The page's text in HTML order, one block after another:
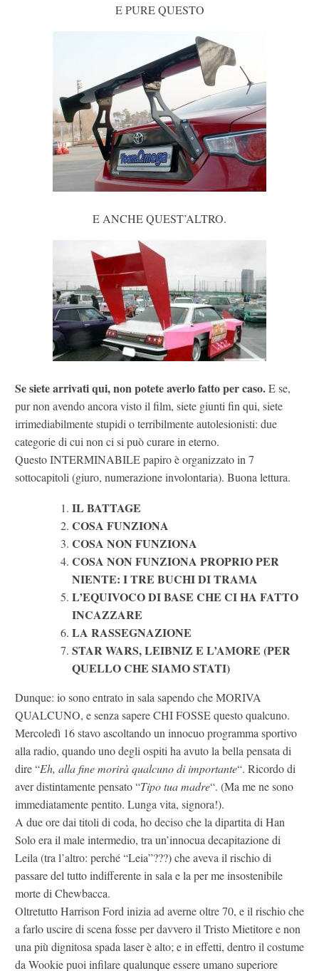
E PURE QUESTO
E ANCHE QUEST’ALTRO.
Se siete arrivati qui, non potete averlo fatto per caso.E se,
pur non avendo ancora visto il film, siete giunti fin qui, siete
irrimediabilmente stupidi o terribilmente autolesionisti: due
categorie di cui non ci si può curare in eterno.
Questo INTERMINABILE papiro è organizzato in 7
sottocapitoli (giuro, numerazione involontaria). Buona lettura.
IL BATTAGE
COSA FUNZIONA
COSA NON FUNZIONA
COSA NON FUNZIONA PROPRIO PER
NIENTE: I TRE BUCHI DI TRAMA
L’EQUIVOCO DI BASE CHE CI HA FATTO
INCAZZARE
LA RASSEGNAZIONE
STAR WARS, LEIBNIZ E L’AMORE (PER
QUELLO CHE SIAMO STATI)
Dunque: io sono entrato in sala sapendo che MORIVA
QUALCUNO, e senza sapere CHI FOSSE questo qualcuno.
Mercoledì 16 stavo ascoltando un innocuo programma sportivo
alla radio, quando uno degli ospiti ha avuto la bella pensata di
dire “Eh, alla fine morirà qualcuno di importante“. Ricordo di
aver distintamente pensato “Tipo tua madre“. (Ma me ne sono
immediatamente pentito. Lunga vita, signora!).
A due ore dai titoli di coda, ho deciso che la dipartita di Han
Solo era il male intermedio, tra un’innocua decapitazione di
Leila (tra l’altro: perché “Leia”???) che aveva il rischio di
passare del tutto indifferente in sala e la per me insostenibile
morte di Chewbacca.
Oltretutto Harrison Ford inizia ad averne oltre 70, e il rischio che
a farlo uscire di scena fosse per davvero il Tristo Mietitore e non
una più dignitosa spada laser è alto; e in effetti, dentro il costume
da Wookie puoi infilare qualunque essere umano superiore